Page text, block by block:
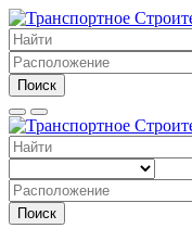
Поиск
Поиск